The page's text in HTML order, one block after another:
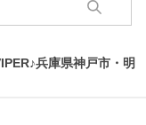
兵庫県神戸市・明